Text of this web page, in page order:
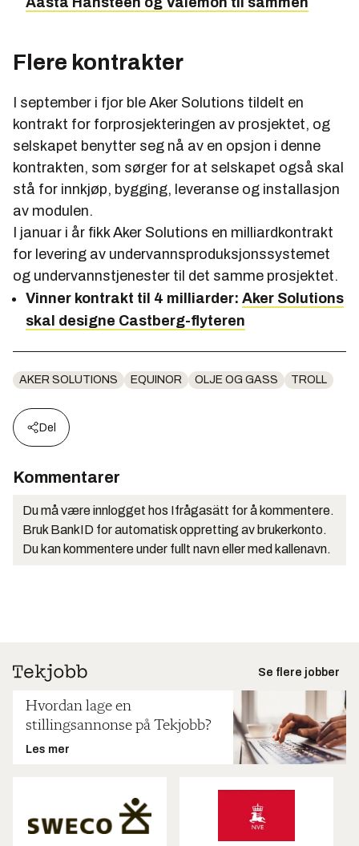
Flere kontrakter
I september i fjor ble Aker Solutions tildelt en
kontrakt for forprosjekteringen av prosjektet, og
selskapet benytter seg nå av en opsjon i denne
kontrakten, som sørger for at selskapet også skal
stå for innkjøp, bygging, leveranse og installasjon
av modulen.
I januar i år fikk Aker Solutions en milliardkontrakt
for levering av undervannsproduksjonssystemet
og undervannstjenester til det samme prosjektet.
Vinner kontrakt til 4 milliarder: Aker Solutions
skal designe Castberg-flyteren
AKER SOLUTIONS EQUINOR OLJE OG GASS TROLL
Del
Kommentarer
Du må være innlogget hos Ifrågasätt for å kommentere.
Bruk BankID for automatisk oppretting av brukerkonto.
Du kan kommentere under fullt navn eller med kallenavn.
Se flere jobber
Hvordan lage en
stillingsannonse på Tekjobb?
Les mer